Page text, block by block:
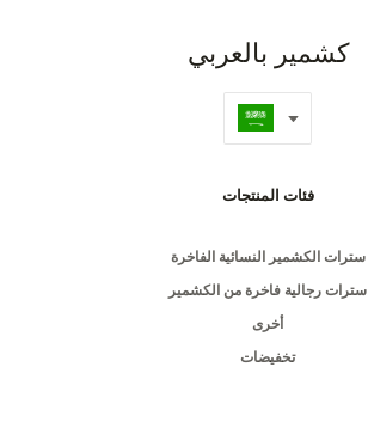
كشمير بالعربي
فئات المنتجات
سترات الكشمير النسائية الفاخرة
سترات رجالية فاخرة من الكشمير
أخرى
تخفيضات